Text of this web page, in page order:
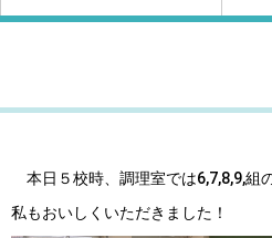
本日５校時、調理室では6,7,8,9,組
私もおいしくいただきました！